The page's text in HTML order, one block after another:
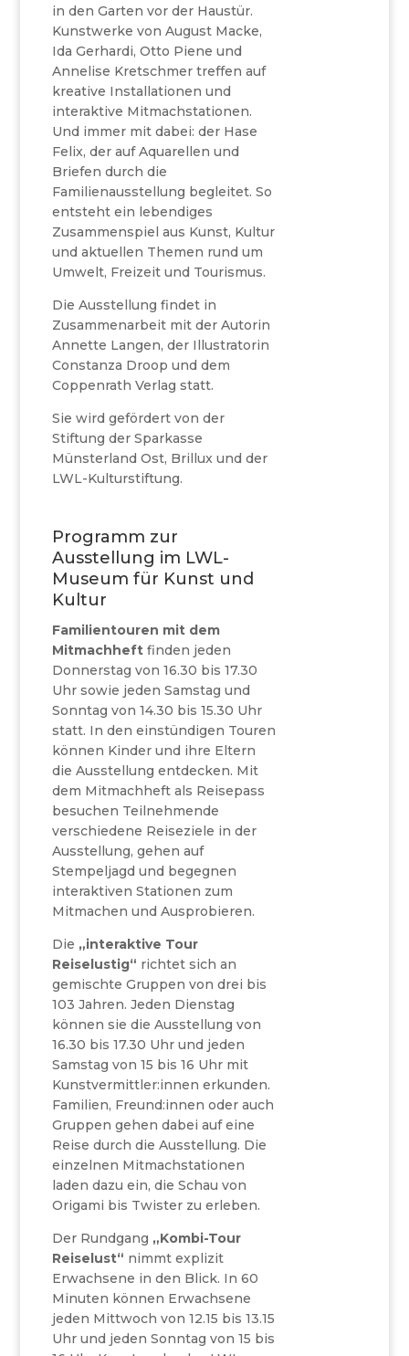
in den Garten vor der Haustür.
Kunstwerke von August Macke,
Ida Gerhardi, Otto Piene und
Annelise Kretschmer treffen auf
kreative Installationen und
interaktive Mitmachstationen.
Und immer mit dabei: der Hase
Felix, der auf Aquarellen und
Briefen durch die
Familienausstellung begleitet. So
entsteht ein lebendiges
Zusammenspiel aus Kunst, Kultur
und aktuellen Themen rund um
Umwelt, Freizeit und Tourismus.
Die Ausstellung findet in
Zusammenarbeit mit der Autorin
Annette Langen, der Illustratorin
Constanza Droop und dem
Coppenrath Verlag statt.
Sie wird gefördert von der
Stiftung der Sparkasse
Münsterland Ost, Brillux und der
LWL-Kulturstiftung.
Programm zur
Ausstellung im LWL-
Museum für Kunst und
Kultur
Familientouren mit dem
Mitmachheft finden jeden
Donnerstag von 16.30 bis 17.30
Uhr sowie jeden Samstag und
Sonntag von 14.30 bis 15.30 Uhr
statt. In den einstündigen Touren
können Kinder und ihre Eltern
die Ausstellung entdecken. Mit
dem Mitmachheft als Reisepass
besuchen Teilnehmende
verschiedene Reiseziele in der
Ausstellung, gehen auf
Stempeljagd und begegnen
interaktiven Stationen zum
Mitmachen und Ausprobieren.
Die „interaktive Tour
Reiselustig“ richtet sich an
gemischte Gruppen von drei bis
103 Jahren. Jeden Dienstag
können sie die Ausstellung von
16.30 bis 17.30 Uhr und jeden
Samstag von 15 bis 16 Uhr mit
Kunstvermittler:innen erkunden.
Familien, Freund:innen oder auch
Gruppen gehen dabei auf eine
Reise durch die Ausstellung. Die
einzelnen Mitmachstationen
laden dazu ein, die Schau von
Origami bis Twister zu erleben.
Der Rundgang „Kombi-Tour
Reiselust“ nimmt explizit
Erwachsene in den Blick. In 60
Minuten können Erwachsene
jeden Mittwoch von 12.15 bis 13.15
Uhr und jeden Sonntag von 15 bis